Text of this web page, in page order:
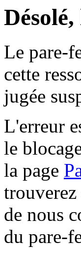
Le pare-
cette
jugée
L'erreur
le
la page
de nous
du pare-